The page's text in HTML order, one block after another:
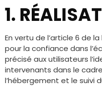
1.
En vertu de l’article 6 de
pour la confiance dans
précisé aux utilisateurs
intervenants dans le
l’hébergement et le suivi